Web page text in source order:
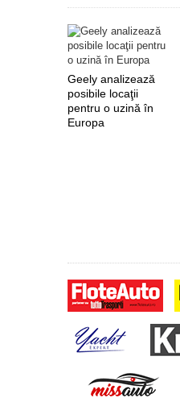
Geely analizează
posibile locaţii
pentru o uzină în
Europa